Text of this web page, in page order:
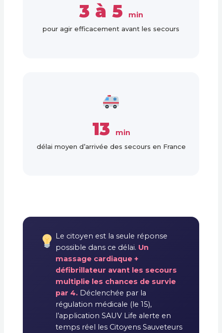
3 à 5 min
pour agir efficacement avant les secours
13 min
délai moyen d’arrivée des secours en France
Le citoyen est la seule réponse
possible dans ce délai. Un
massage cardiaque +
défibrillateur avant les secours
multiplie les chances de survie
par 4.Déclenchée par la
régulation médicale (le 15),
l’application SAUV Life alerte en
temps réel les Citoyens Sauveteurs